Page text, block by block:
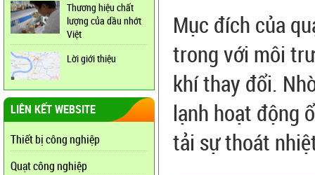
Thương hiệu chất
lượng của dầu nhớt
Việt
Lời giới thiệu
LIÊN KẾT WEBSITE
Thiết bị công nghiệp
Quạt công nghiệp
Mục đích của
trong với môi
khí thay đổi.
lạnh hoạt động
tải sự thoát